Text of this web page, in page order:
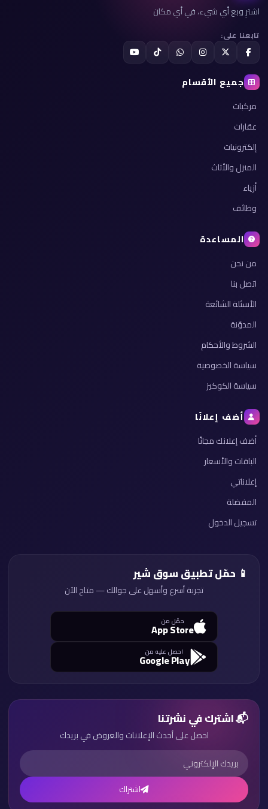
اشترِ وبع أي شيء، في أي مكان
تابعنا على:
جميع الأقسام
مركبات
عقارات
إلكترونيات
المنزل والأثاث
أزياء
وظائف
المساعدة
من نحن
اتصل بنا
الأسئلة الشائعة
المدوّنة
الشروط والأحكام
سياسة الخصوصية
سياسة الكوكيز
أضف إعلانًا
أضف إعلانك مجانًا
الباقات والأسعار
إعلاناتي
المفضلة
تسجيل الدخول
📱 حمّل تطبيق سوق شير
تجربة أسرع وأسهل على جوالك — متاح الآن
حمّل من
App Store
احصل عليه من
Google Play
📬 اشترك في نشرتنا
احصل على أحدث الإعلانات والعروض في بريدك
اشتراك